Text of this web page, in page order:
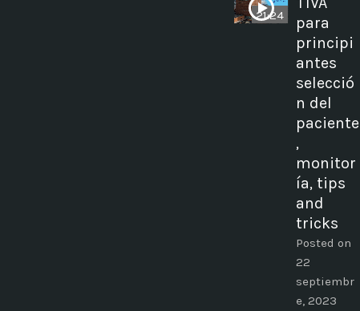
21:24
para
principi
antes
selecció
n del
paciente
,
monitor
ía, tips
and
tricks
Posted on
22
septiembr
e, 2023